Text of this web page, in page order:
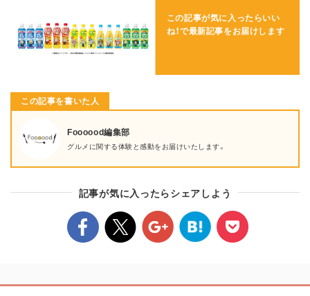
この記事が気に入ったらいい
ね！で最新記事をお届けします
この記事を書いた人
Foooood編集部
グルメに関する体験と感動をお届けいたします。
記事が気に入ったらシェアしよう